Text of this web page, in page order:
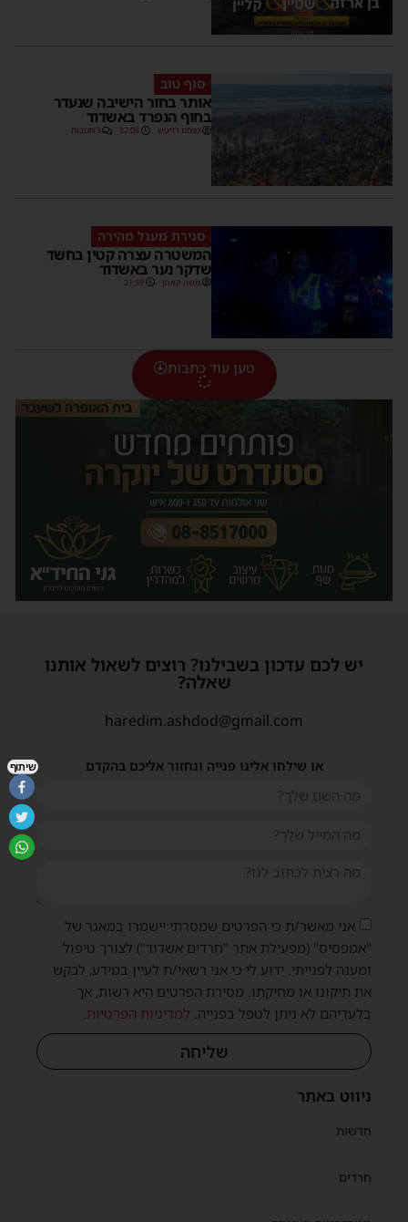
סוף טוב
אותר בחור הישיבה שנעדר
בחוף הנפרד באשדוד
מנחם דויטש 22:08 3 תגובות
סגירת מעגל מהירה
המשטרה עצרה קטין בחשד
שדקר נער באשדוד
משה קאהן 21:59
טען עוד כתבות
ניווט באתר
חדשות
חרדים
יש לכם עדכון בשבילנו? רוצים לשאול אותנו
שאלה?
haredim.ashdod@gmail.com
או שילחו אלינו פנייה ונחזור אליכם בהקדם
אני מאשר/ת כי הפרטים שמסרתי יישמרו במאגר של
"אמפסיס" (מפעילת אתר "חרדים אשדוד") לצורך טיפול
ומענה לפנייתי. ידוע לי כי אני רשאי/ת לעיין במידע, לבקש
את תיקונו או מחיקתו. מסירת הפרטים היא רשות, אך
בלעדיהם לא ניתן לטפל בפנייה. למדיניות הפרטיות.
שליחה
שיתוף